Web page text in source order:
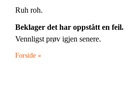
Ruh roh.
Beklager det har oppstått en feil.
Vennligst prøv igjen senere.
Forside »